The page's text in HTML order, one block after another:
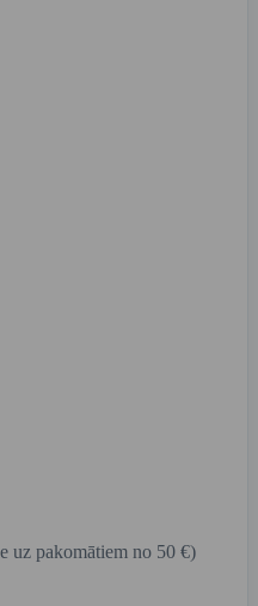
uz pakomātiem no 50 €)